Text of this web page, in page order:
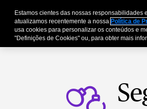
Estamos cientes das nossas
atualizamos recentemente a nossa Política de
usa cookies para personalizar os conteúdos e
"Definições de Cookies" ou, para obter mais